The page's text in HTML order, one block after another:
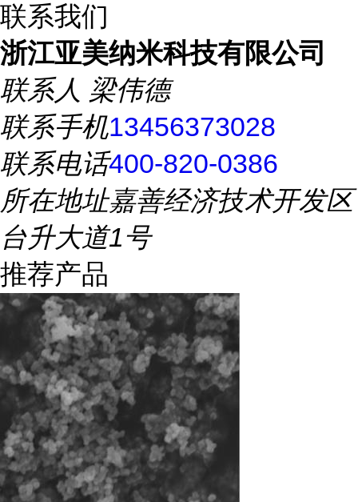
联系我们
浙江亚美纳米科技有限公司
联系人 梁伟德
联系手机13456373028
联系电话400-820-0386
所在地址嘉善经济技术开发区
台升大道1号
推荐产品